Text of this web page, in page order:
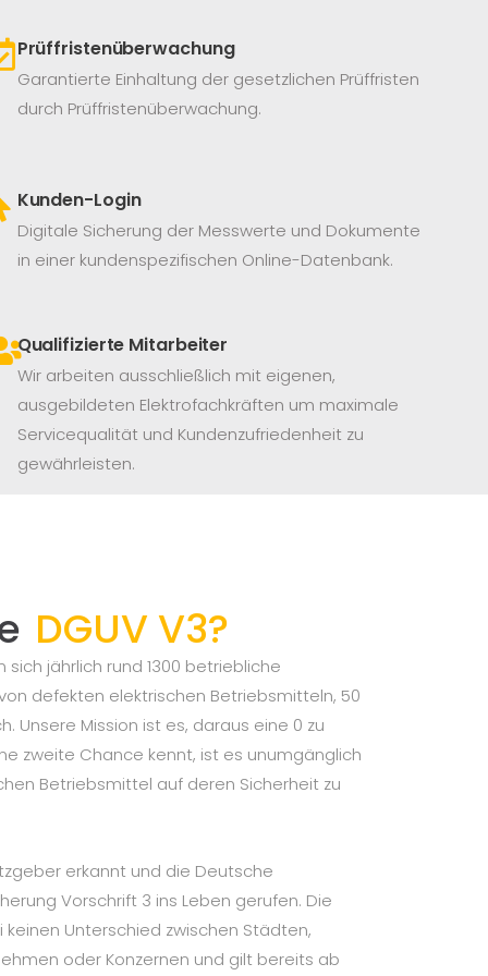
Prüffristenüberwachung
Garantierte Einhaltung der gesetzlichen Prüffristen
durch Prüffristenüberwachung.
Kunden-Login
Digitale Sicherung der Messwerte und Dokumente
in einer kundenspezifischen Online-Datenbank.
Qualifizierte Mitarbeiter
Wir arbeiten ausschließlich mit eigenen,
ausgebildeten Elektrofachkräften um maximale
Servicequalität und Kundenzufriedenheit zu
gewährleisten.
DGUV V3?
jährlich rund 1300 betriebliche
defekten elektrischen Betriebsmitteln, 50
Unsere Mission ist es, daraus eine 0 zu
zweite Chance kennt, ist es unumgänglich
Betriebsmittel auf deren Sicherheit zu
erkannt und die Deutsche
Vorschrift 3 ins Leben gerufen. Die
Unterschied zwischen Städten,
oder Konzernen und gilt bereits ab